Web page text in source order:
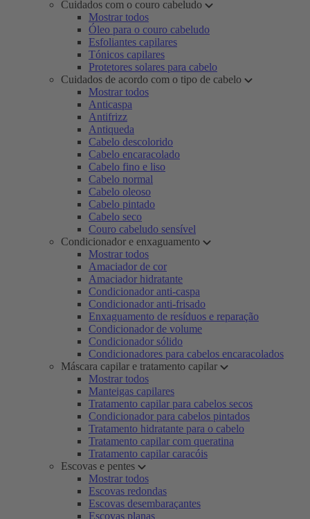
Cuidados com o couro cabeludo
Mostrar todos
Óleo para o couro cabeludo
Esfoliantes capilares
Tónicos capilares
Protetores solares para cabelo
Cuidados de acordo com o tipo de cabelo
Mostrar todos
Anticaspa
Antifrizz
Antiqueda
Cabelo descolorido
Cabelo encaracolado
Cabelo fino e liso
Cabelo normal
Cabelo oleoso
Cabelo pintado
Cabelo seco
Couro cabeludo sensível
Condicionador e enxaguamento
Mostrar todos
Amaciador de cor
Amaciador hidratante
Condicionador anti-caspa
Condicionador anti-frisado
Enxaguamento de resíduos e reparação
Condicionador de volume
Condicionador sólido
Condicionadores para cabelos encaracolados
Máscara capilar e tratamento capilar
Mostrar todos
Manteigas capilares
Tratamento capilar para cabelos secos
Condicionador para cabelos pintados
Tratamento hidratante para o cabelo
Tratamento capilar com queratina
Tratamento capilar caracóis
Escovas e pentes
Mostrar todos
Escovas redondas
Escovas desembaraçantes
Escovas planas